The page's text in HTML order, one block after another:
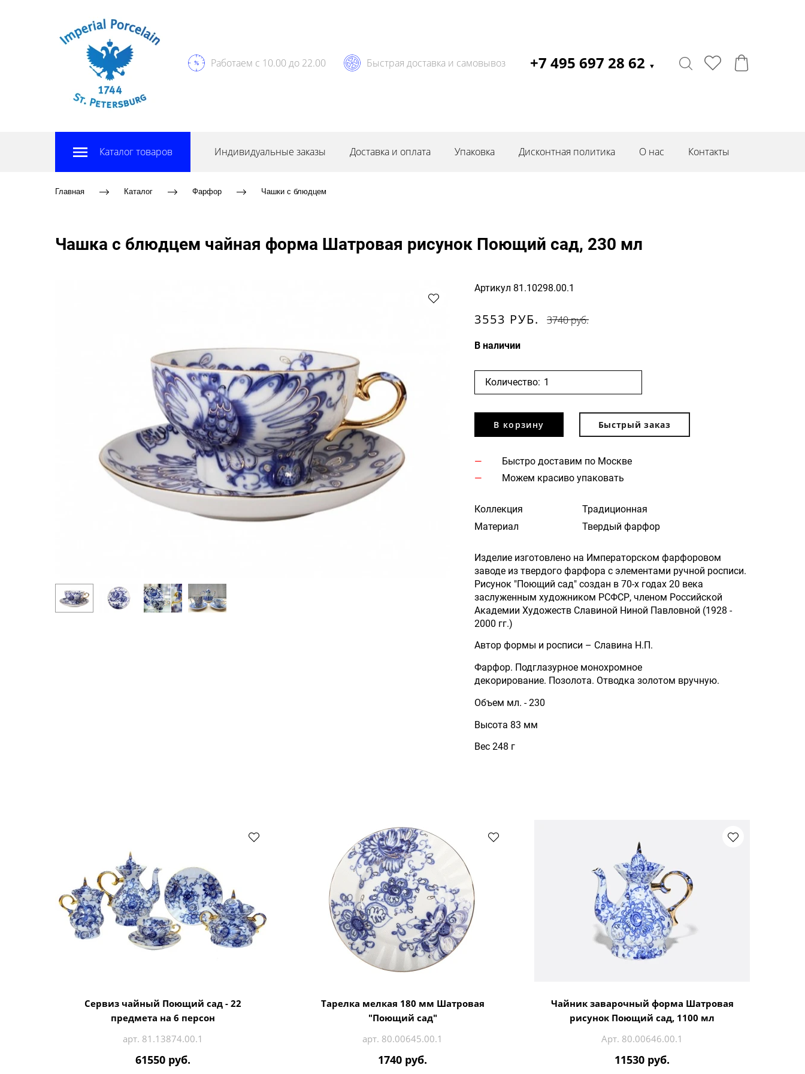
Работаем с 10.00 до 22.00 Быстрая доставка и самовывоз +7 495 697 28 62 ▼
Каталог товаров Индивидуальные заказы Доставка и оплата Упаковка Дисконтная политика О нас Контакты
Главная Каталог Фарфор Чашки с блюдцем
Чашка с блюдцем чайная форма Шатровая рисунок Поющий сад, 230 мл
Артикул 81.10298.00.1
3553 РУБ. 3740 руб.
В наличии
Количество:
В корзину Быстрый заказ
Быстро доставим по Москве
Можем красиво упаковать
Коллекция
Традиционная
Материал
Твердый фарфор
Изделие изготовлено на Императорском фарфоровом
заводе из твердого фарфора с элементами ручной росписи.
Рисунок "Поющий сад" создан в 70-х годах 20 века
заслуженным художником РСФСР, членом Российской
Академии Художеств Славиной Ниной Павловной (1928 -
2000 гг.)
Автор формы и росписи – Славина Н.П.
Фарфор. Подглазурное монохромное
декорирование. Позолота. Отводка золотом вручную.
Объем мл. - 230
Высота 83 мм
Вес 248 г
Сервиз чайный Поющий сад - 22
предмета на 6 персон
арт. 81.13874.00.1
61550 руб.
Тарелка мелкая 180 мм Шатровая
"Поющий сад"
арт. 80.00645.00.1
1740 руб.
Чайник заварочный форма Шатровая
рисунок Поющий сад, 1100 мл
Арт. 80.00646.00.1
11530 руб.